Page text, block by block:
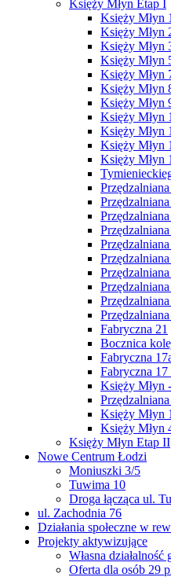
Księży Młyn Etap I
Księży Młyn 1
Księży Młyn
Księży Młyn
Księży Młyn
Księży Młyn
Księży Młyn
Księży Młyn
Księży Młyn
Księży Młyn
Księży Młyn
Księży Młyn
Przędzalniana
Przędzalniana
Przędzalniana
Fabryczna 21
Bocznica
Fabryczna
Fabryczna
Księży Młyn
Księży Młyn
Księży Młyn
Księży Młyn Etap II
Nowe Centrum Łodzi
Moniuszki 3/5
Tuwima 10
Droga łącząca ul.
ul. Zachodnia 76
Działania społeczne w
Projekty aktywizujące
Własna działalność
Oferta dla osób 29